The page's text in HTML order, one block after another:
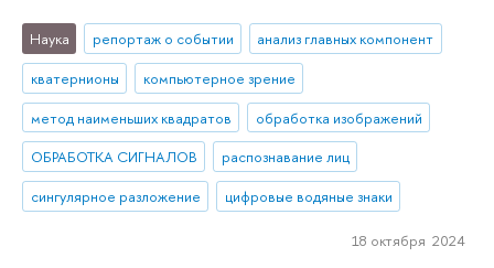
Наука репортаж о событии
анализ главных компонент
кватернионы
компьютерное зрение
метод наименьших квадратов
обработка изображений
ОБРАБОТКА СИГНАЛОВ
распознавание лиц
сингулярное разложение
цифровые водяные знаки
18 октября 2024